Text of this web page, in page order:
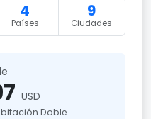
4
Países
9
Ciudades
USD
Doble